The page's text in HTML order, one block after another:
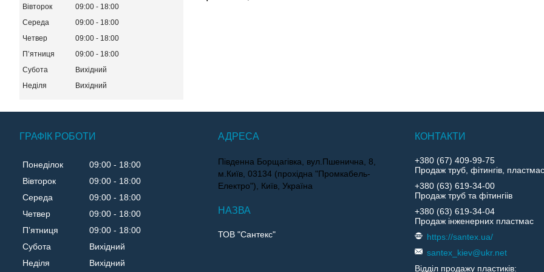
Вівторок 09:00
18:00
Середа
09:00
18:00
Четвер
09:00
18:00
Пʼятниця
09:00
18:00
Субота
Вихідний
Неділя
Вихідний
ГРАФІК РОБОТИ
Понеділок 09:00
18:00
Вівторок
09:00
18:00
Середа
09:00
18:00
Четвер
09:00
18:00
Пʼятниця
09:00
18:00
Субота
Вихідний
Неділя
Вихідний
Південна Борщагівка, вул.Пшенична, 8,
м.Київ, 03134 (прохідна "Промкабель-
Електро"), Київ, Україна
ТОВ "Сантекс"
+380 (67) 409-99-75
Продаж труб, фітингів,
+380 (63) 619-34-00
Продаж труб та фітингіів
+380 (63) 619-34-04
Продаж інженерних пластмас
https://santex.ua/
santex_kiev@ukr.net
Відділ продажу пластиків